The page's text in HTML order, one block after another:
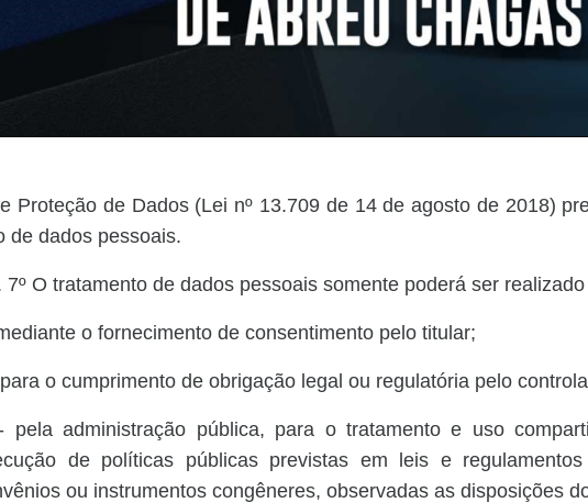
Proteção de Dados (Lei nº 13.709 de 14 de agosto de 2018)
de dados pessoais.
7º O tratamento de dados pessoais somente poderá ser
o fornecimento de consentimento pelo titular;
o cumprimento de obrigação legal ou regulatória pelo
pela administração pública, para o tratamento e uso
de políticas públicas previstas em leis e
ou instrumentos congêneres, observadas as disposições